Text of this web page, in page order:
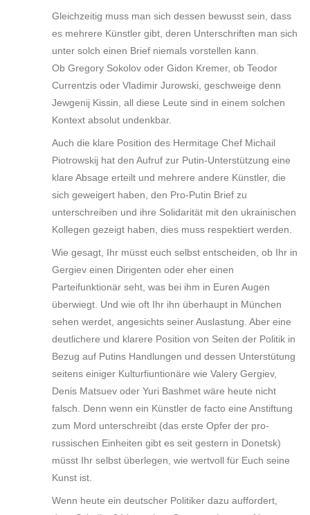
Gleichzeitig muss man sich dessen bewusst sein, dass
es mehrere Künstler gibt, deren Unterschriften man sich
unter solch einen Brief niemals vorstellen kann.
Ob Gregory Sokolov oder Gidon Kremer, ob Teodor
Currentzis oder Vladimir Jurowski, geschweige denn
Jewgenij Kissin, all diese Leute sind in einem solchen
Kontext absolut undenkbar.
Auch die klare Position des Hermitage Chef Michail
Piotrowskij hat den Aufruf zur Putin-Unterstützung eine
klare Absage erteilt und mehrere andere Künstler, die
sich geweigert haben, den Pro-Putin Brief zu
unterschreiben und ihre Solidarität mit den ukrainischen
Kollegen gezeigt haben, dies muss respektiert werden.
Wie gesagt, Ihr müsst euch selbst entscheiden, ob Ihr in
Gergiev einen Dirigenten oder eher einen
Parteifunktionär seht, was bei ihm in Euren Augen
überwiegt. Und wie oft Ihr ihn überhaupt in München
sehen werdet, angesichts seiner Auslastung. Aber eine
deutlichere und klarere Position von Seiten der Politik in
Bezug auf Putins Handlungen und dessen Unterstütung
seitens einiger Kulturfiuntionäre wie Valery Gergiev,
Denis Matsuev oder Yuri Bashmet wäre heute nicht
falsch. Denn wenn ein Künstler de facto eine Anstiftung
zum Mord unterschreibt (das erste Opfer der pro-
russischen Einheiten gibt es seit gestern in Donetsk)
müsst Ihr selbst überlegen, wie wertvoll für Euch seine
Kunst ist.
Wenn heute ein deutscher Politiker dazu auffordert,